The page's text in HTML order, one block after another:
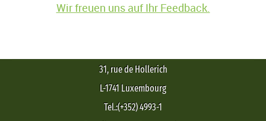
Wir freuen uns auf Ihr Feedback.
31, rue de Hollerich
L-1741 Luxembourg
Tel.:(+352) 4993-1